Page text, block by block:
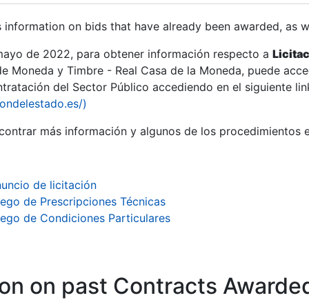
on bids that have already been awarded, as
de 2022, para obtener información respecto a
Moneda y Timbre - Real Casa de la Moneda, puede
del Sector Público accediendo en el siguiente
)
más información y algunos de los procedimientos
de licitación
de Prescripciones Técnicas
de Condiciones Particulares
on past Contracts